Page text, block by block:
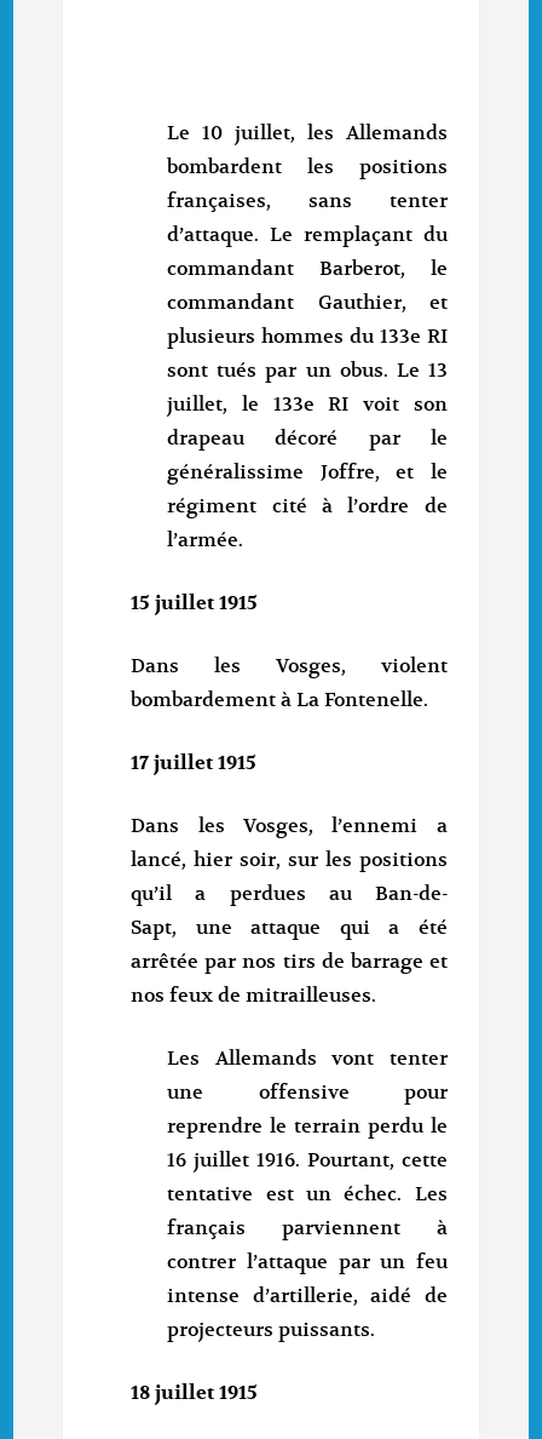
Le 10 juillet, les Allemands
bombardent les positions
françaises, sans tenter
d’attaque. Le remplaçant du
commandant Barberot, le
commandant Gauthier, et
plusieurs hommes du 133e RI
sont tués par un obus. Le 13
juillet, le 133e RI voit son
drapeau décoré par le
généralissime Joffre, et le
régiment cité à l’ordre de
l’armée.
15 juillet 1915
Dans les Vosges, violent
bombardement à La Fontenelle.
17 juillet 1915
Dans les Vosges, l’ennemi a
lancé, hier soir, sur les positions
qu’il a perdues au Ban-de-
Sapt, une attaque qui a été
arrêtée par nos tirs de barrage et
nos feux de mitrailleuses.
Les Allemands vont tenter
une offensive pour
reprendre le terrain perdu le
16 juillet 1916. Pourtant, cette
tentative est un échec. Les
français parviennent à
contrer l’attaque par un feu
intense d’artillerie, aidé de
projecteurs puissants.
18 juillet 1915